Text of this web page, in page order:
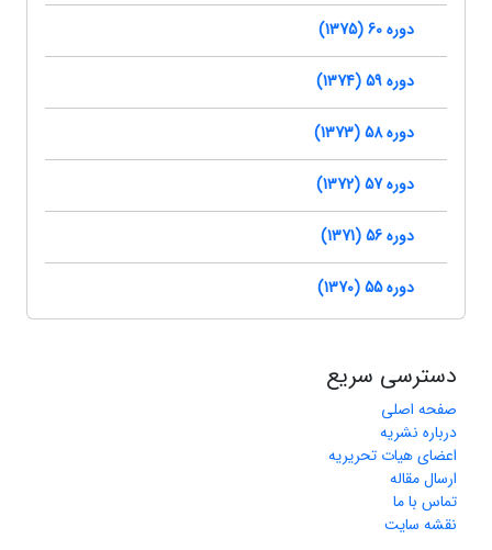
دوره 60 (1375)
دوره 59 (1374)
دوره 58 (1373)
دوره 57 (1372)
دوره 56 (1371)
دوره 55 (1370)
دسترسی سریع
صفحه اصلی
درباره نشریه
اعضای هیات تحریریه
ارسال مقاله
تماس با ما
نقشه سایت